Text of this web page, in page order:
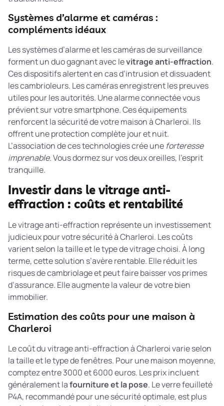
Systèmes d’alarme et caméras :
compléments idéaux
Les systèmes d’alarme et les caméras de surveillance
forment un duo gagnant avec levitrage anti-effraction.
Ces dispositifs alertent en cas d’intrusion et dissuadent
les cambrioleurs. Les caméras enregistrent les preuves
utiles pour les autorités. Une alarme connectée vous
prévient sur votre smartphone. Ces équipements
renforcent la sécurité de votre maison à Charleroi. Ils
offrent une protection complète jour et nuit.
L’association de ces technologies crée une forteresse
imprenable. Vous dormez sur vos deux oreilles, l’esprit
tranquille.
Investir dans le vitrage anti-
effraction : coûts et rentabilité
Le vitrage anti-effraction représente un investissement
judicieux pour votre sécurité à Charleroi. Les coûts
varient selon la taille et le type de vitrage choisi. À long
terme, cette solution s’avère rentable. Elle réduit les
risques de cambriolage et peut faire baisser vos primes
d’assurance. Elle augmente la valeur de votre bien
immobilier.
Estimation des coûts pour une maison à
Charleroi
Le coût du vitrage anti-effraction à Charleroi varie selon
la taille et le type de fenêtres. Pour une maison moyenne,
comptez entre 3000 et 6000 euros. Les prix incluent
généralement lafourniture et la pose. Le verre feuilleté
P4A, recommandé pour une sécurité optimale, est plus